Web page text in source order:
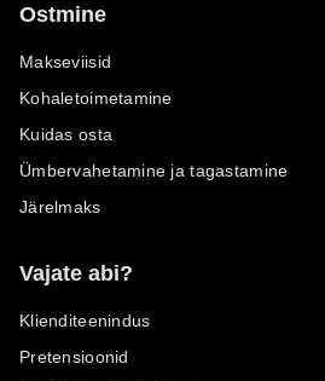
Ostmine
Makseviisid
Kohaletoimetamine
Kuidas osta
Ümbervahetamine ja tagastamine
Järelmaks
Vajate abi?
Klienditeenindus
Pretensioonid